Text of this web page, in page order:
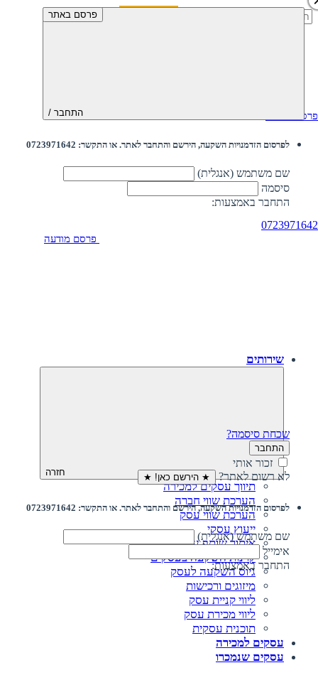
חיפוש:
0723971642
פרסם מודעה התחבר /
לפרסום הזדמנויות השקעה, הירשם והתחבר לאתר. או התקשר: 0723971642
שם משתמש (אנגלית)
סיסמה
התחבר באמצעות:
שכחת סיסמה?
התחבר
זכור אותי
לא רשום לאתר? ★ הירשם כאן! ★
פרסם באתר
לפרסום הזדמנויות השקעה, הירשם והתחבר לאתר. או התקשר: 0723971642
שם משתמש (אנגלית)
אימייל
התחבר באמצעות:
פרסם מודעה
שירותים
חזרה
תיווך עסקים למכירה
הערכת שווי חברה
הערכת שווי עסק
ייעוץ עסקי
איתור שותף עסקי
קרנות השקעה בעסקים
גיוס השקעה לעסק‎‎
מיזוגים ורכישות
ליווי קניית עסק
ליווי מכירת עסק
תוכנית עסקית
עסקים למכירה
עסקים שנמכרו